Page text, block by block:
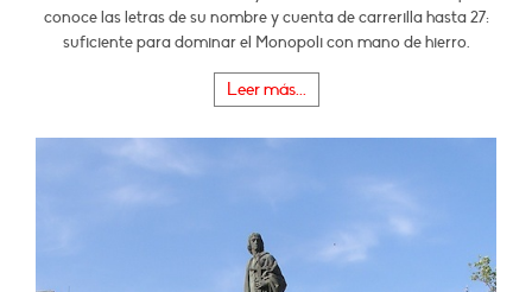
conoce las letras de su nombre y cuenta de carrerilla hasta 27:
suficiente para dominar el Monopoli con mano de hierro.
Leer más...